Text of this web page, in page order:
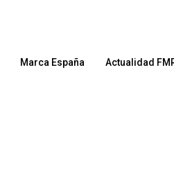
Marca España Actualidad